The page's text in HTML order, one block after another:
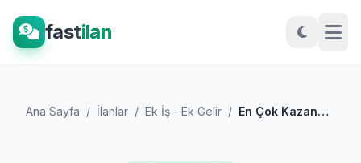
fastilan
Ana Sayfa / İlanlar / Ek İş - Ek Gelir / En Çok Kazandıran Sohbet